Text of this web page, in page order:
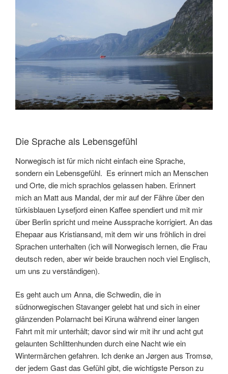
Die Sprache als Lebensgefühl
Norwegisch ist für mich nicht einfach eine Sprache,
sondern ein Lebensgefühl. Es erinnert mich an Menschen
und Orte, die mich sprachlos gelassen haben. Erinnert
mich an Matt aus Mandal, der mir auf der Fähre über den
türkisblauen Lysefjord einen Kaffee spendiert und mit mir
über Berlin spricht und meine Aussprache korrigiert. An das
Ehepaar aus Kristiansand, mit dem wir uns fröhlich in drei
Sprachen unterhalten (ich will Norwegisch lernen, die Frau
deutsch reden, aber wir beide brauchen noch viel Englisch,
um uns zu verständigen).
Es geht auch um Anna, die Schwedin, die in
südnorwegischen Stavanger gelebt hat und sich in einer
glänzenden Polarnacht bei Kiruna während einer langen
Fahrt mit mir unterhält; davor sind wir mit ihr und acht gut
gelaunten Schlittenhunden durch eine Nacht wie ein
Wintermärchen gefahren. Ich denke an Jørgen aus Tromsø,
der jedem Gast das Gefühl gibt, die wichtigste Person zu